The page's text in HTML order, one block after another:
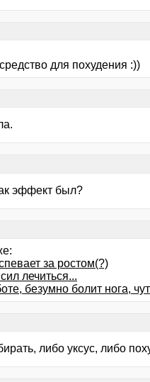
для похудения :))
эффект был?
за ростом(?)
лечиться...
безумно болит нога,
либо уксус, либо